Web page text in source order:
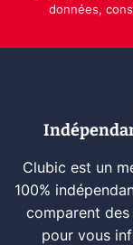
données,
Clubic est un
100%
comparent
pour vous